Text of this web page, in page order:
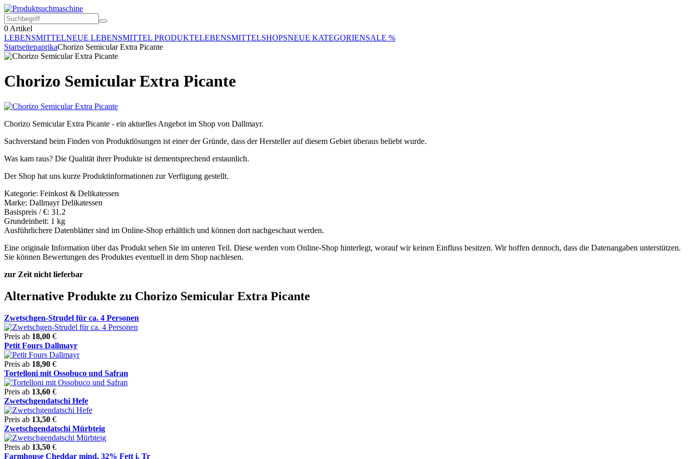
0 Artikel
LEBENSMITTELNEUE LEBENSMITTEL PRODUKTELEBENSMITTELSHOPSNEUE KATEGORIENSALE %
StartseitepaprikaChorizo Semicular Extra Picante
Chorizo Semicular Extra Picante
Chorizo Semicular Extra Picante - ein aktuelles Angebot im Shop von Dallmayr.
Sachverstand beim Finden von Produktlösungen ist einer der Gründe, dass der Hersteller auf diesem Gebiet überaus beliebt wurde.
Was kam raus? Die Qualität ihrer Produkte ist dementsprechend erstaunlich.
Der Shop hat uns kurze Produktinformationen zur Verfügung gestellt.
Kategorie: Feinkost & Delikatessen
Marke: Dallmayr Delikatessen
Basispreis / €: 31.2
Grundeinheit: 1 kg
Ausführlichere Datenblätter sind im Online-Shop erhältlich und können dort nachgeschaut werden.
Eine originale Information über das Produkt sehen Sie im unteren Teil. Diese werden vom Online-Shop hinterlegt, worauf wir keinen Einfluss besitzen. Wir hoffen dennoch, dass die Datenangaben unterstützen.
Sie können Bewertungen des Produktes eventuell in dem Shop nachlesen.
zur Zeit nicht lieferbar
Alternative Produkte zu Chorizo Semicular Extra Picante
Zwetschgen-Strudel für ca. 4 Personen
Preis ab 18,00 €
Petit Fours Dallmayr
Preis ab 18,90 €
Tortelloni mit Ossobuco und Safran
Preis ab 13,60 €
Zwetschgendatschi Hefe
Preis ab 13,50 €
Zwetschgendatschi Mürbteig
Preis ab 13,50 €
Farmhouse Cheddar mind. 32% Fett i. Tr